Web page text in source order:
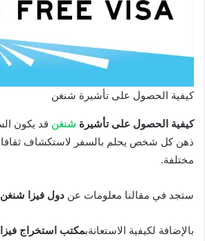
كيفية الحصول على تأشيرة شنغن
كيفية الحصول على تأشيرة شنغن قد يكون
ذهن كل شخص يحلم بالسفر لاستكشاف
مختلفة.
ستجد في مقالنا معلومات عن دول فيزا
بالإضافة لكيفية الاستعانةبمكتب استخراج